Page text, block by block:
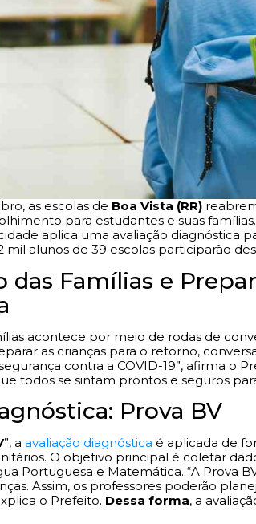
as escolas de Boa Vista (RR)
para estudantes e suas
aplica uma avaliação diagnóstica
mil alunos de 39 escolas participarão
Famílias e
acontece por meio de rodas de
as crianças para o retorno,
contra a COVID-19”, afirma o
todos se sintam prontos e seguros
Prova BV
”, a avaliação diagnóstica é aplicada de
O objetivo principal é coletar
Portuguesa e Matemática. “A Prova
Assim, os professores poderão
o Prefeito. Dessa forma, a